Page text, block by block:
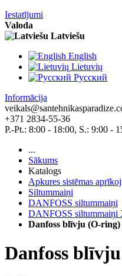
Iestatījumi
Valoda
Latviešu
English
Lietuvių
Pусский
Informācija
+371 2834-55-36
P.-Pt.: 8:00 - 18:00, S.: 9:00 -
...
Sākums
Katalogs
Apkures sistēmas
Siltummaiņi
DANFOSS siltummaiņi
DANFOSS siltummaiņi
Danfoss blīvju (O-
Danfoss